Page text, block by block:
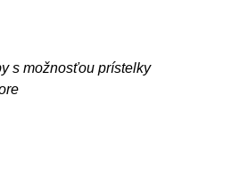
s možnosťou prístelky